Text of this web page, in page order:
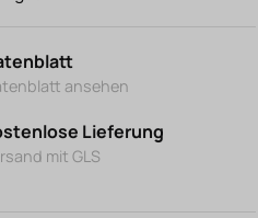
ansehen
Lieferung
mit GLS